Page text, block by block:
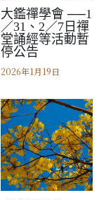
大鑑禪學會 ──1
／31、2／7日禪
堂誦經等活動暫
停公告
2026年1月19日